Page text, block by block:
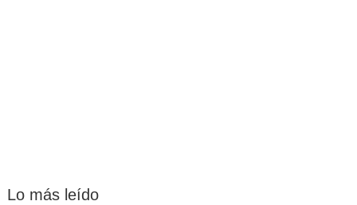
Lo más leído